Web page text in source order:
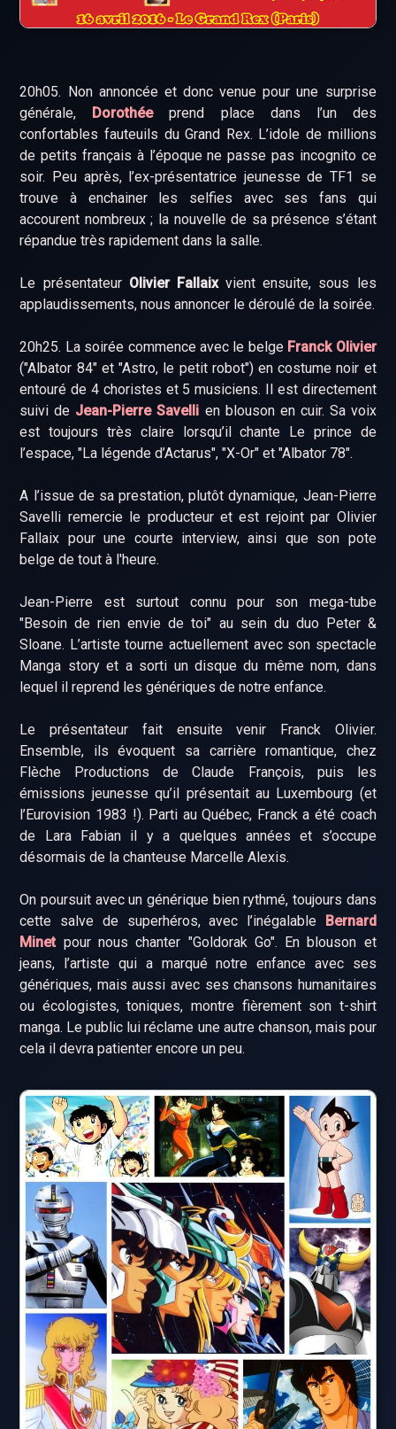
20h05. Non annoncée et donc venue pour une surprise
générale, Dorothéeprend place dans l’un des
confortables fauteuils du Grand Rex. L’idole de millions
de petits français à l’époque ne passe pas incognito ce
soir. Peu après, l’ex-présentatrice jeunesse de TF1 se
trouve à enchainer les selfies avec ses fans qui
accourent nombreux ; la nouvelle de sa présence s’étant
répandue très rapidement dans la salle.
Le présentateur Olivier Fallaixvient ensuite, sous les
applaudissements, nous annoncer le déroulé de la soirée.
20h25. La soirée commence avec le belge Franck Olivier
("Albator 84" et "Astro, le petit robot") en costume noir et
entouré de 4 choristes et 5 musiciens. Il est directement
suivi de Jean-Pierre Savelli en blouson en cuir. Sa voix
est toujours très claire lorsqu’il chante Le prince de
l’espace, "La légende d’Actarus", "X-Or" et "Albator 78".
A l’issue de sa prestation, plutôt dynamique, Jean-Pierre
Savelli remercie le producteur et est rejoint par Olivier
Fallaix pour une courte interview, ainsi que son pote
belge de tout à l'heure.
Jean-Pierre est surtout connu pour son mega-tube
"Besoin de rien envie de toi" au sein du duo Peter &
Sloane. L’artiste tourne actuellement avec son spectacle
Manga story et a sorti un disque du même nom, dans
lequel il reprend les génériques de notre enfance.
Le présentateur fait ensuite venir Franck Olivier.
Ensemble, ils évoquent sa carrière romantique, chez
Flèche Productions de Claude François, puis les
émissions jeunesse qu’il présentait au Luxembourg (et
l’Eurovision 1983 !). Parti au Québec, Franck a été coach
de Lara Fabian il y a quelques années et s’occupe
désormais de la chanteuse Marcelle Alexis.
On poursuit avec un générique bien rythmé, toujours dans
cette salve de superhéros, avec l’inégalable Bernard
Minetpour nous chanter "Goldorak Go". En blouson et
jeans, l’artiste qui a marqué notre enfance avec ses
génériques, mais aussi avec ses chansons humanitaires
ou écologistes, toniques, montre fièrement son t-shirt
manga. Le public lui réclame une autre chanson, mais pour
cela il devra patienter encore un peu.